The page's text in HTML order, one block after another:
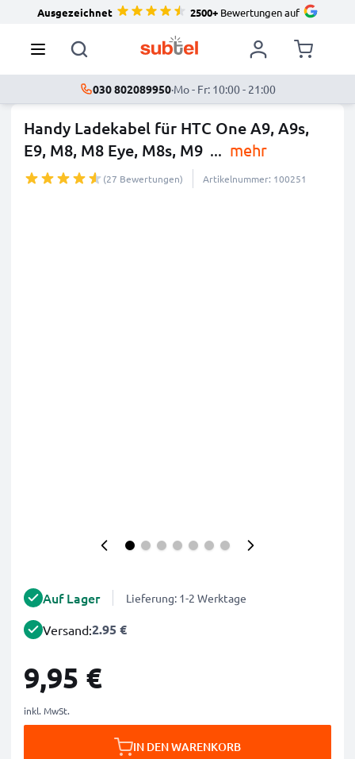
Ausgezeichnet 2500+Bewertungen auf
030 802089950·Mo - Fr: 10:00 - 21:00
Handy Ladekabel für HTC One A9, A9s,
E9, M8, M8 Eye, M8s, M9 ... mehr
(27 Bewertungen) Artikelnummer: 100251
Auf Lager Lieferung: 1-2 Werktage
Versand:2.95 €
9,95 €
inkl. MwSt.
IN DEN WARENKORB